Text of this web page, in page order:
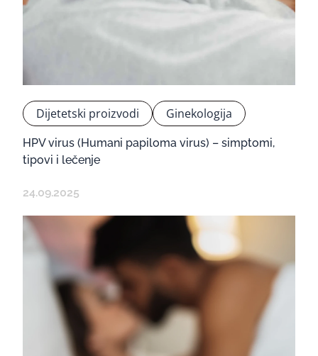
Dijetetski proizvodi Ginekologija
HPV virus (Humani papiloma virus) – simptomi,
tipovi i lečenje
24.09.2025